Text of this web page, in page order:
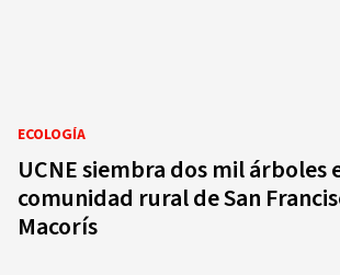
ECOLOGÍA
UCNE siembra dos mil árboles
comunidad rural de San
Macorís